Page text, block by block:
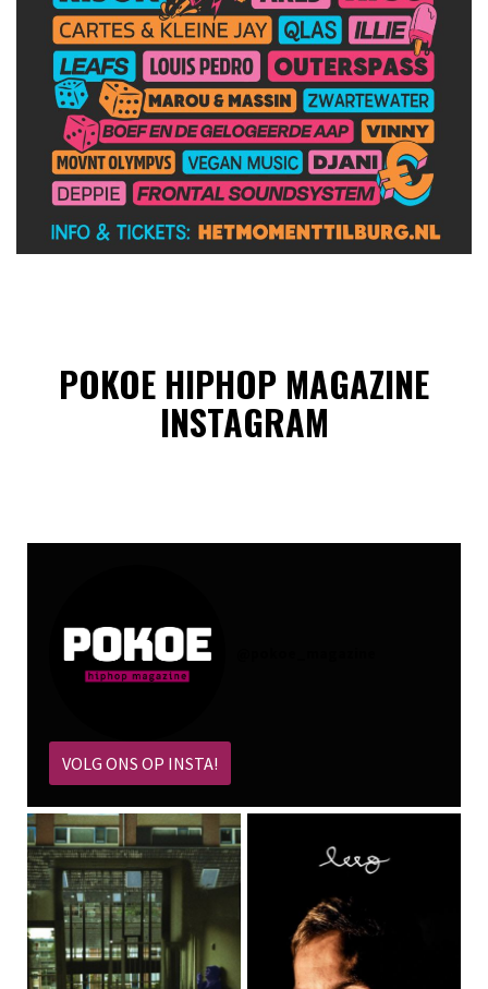
POKOE HIPHOP MAGAZINE
INSTAGRAM
VOLG ONS OP INSTA!